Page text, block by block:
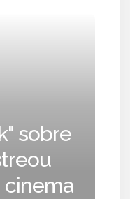
sobre
cinema